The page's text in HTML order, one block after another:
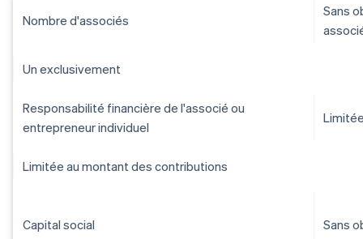
Nombre d'associés
Sans
Un exclusivement
Responsabilité financière de l'associé ou
entrepreneur individuel
Limitée au montant des contributions
Capital social Sans